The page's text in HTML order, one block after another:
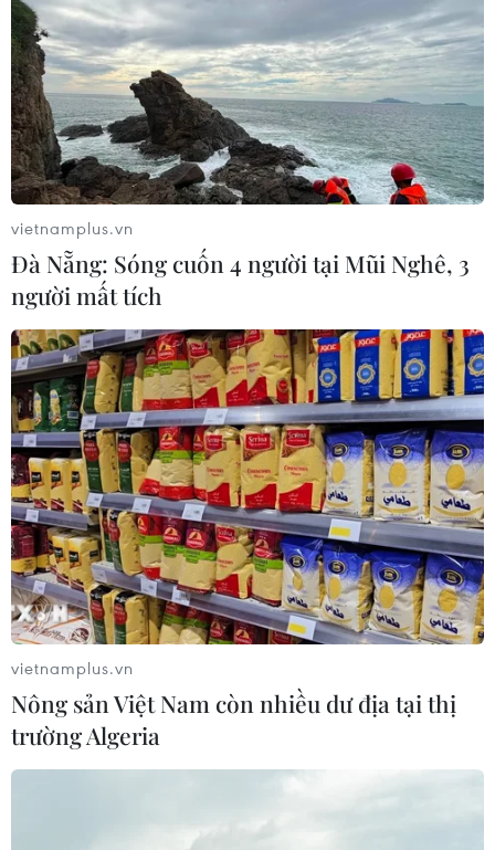
vietnamplus.vn
Đà Nẵng: Sóng cuốn 4 người tại Mũi Nghê, 3
người mất tích
vietnamplus.vn
Nông sản Việt Nam còn nhiều dư địa tại thị
trường Algeria